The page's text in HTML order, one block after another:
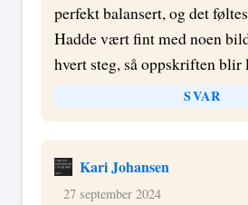
perfekt balansert, og det
Hadde vært fint med noen
hvert steg, så oppskriften blir
SVAR
Kari Johansen
27 september 2024